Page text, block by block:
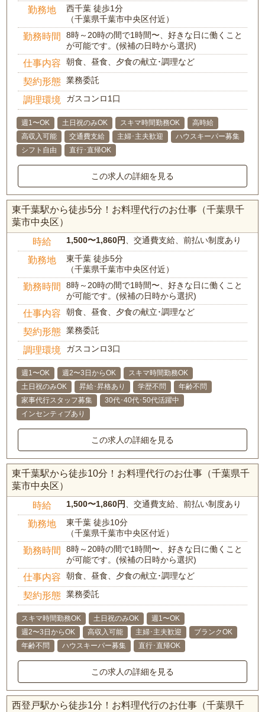
勤務地
西千葉 徒歩1分
（千葉県千葉市中央区付近）
勤務時間
8時～20時の間で1時間〜、好きな日に働くこと
が可能です。(候補の日時から選択)
仕事内容 朝食、昼食、夕食の献立･調理など
契約形態 業務委託
調理環境 ガスコンロ1口
週1〜OK 土日祝のみOK スキマ時間勤務OK
高時給
高収入可能
交通費支給 主婦･主夫歓迎
ハウスキーパー募集
シフト自由
直行･直帰OK
この求人の詳細を見る
東千葉駅から徒歩5分！お料理代行のお仕事（千葉県千
葉市中央区）
時給 1,500〜1,860円 、交通費支給、前払い制度あり
勤務地
東千葉 徒歩5分
（千葉県千葉市中央区付近）
勤務時間
8時～20時の間で1時間〜、好きな日に働くこと
が可能です。(候補の日時から選択)
仕事内容 朝食、昼食、夕食の献立･調理など
契約形態 業務委託
調理環境 ガスコンロ3口
週1〜OK 週2〜3日からOK
スキマ時間勤務OK
土日祝のみOK
昇給･昇格あり 学歴不問
年齢不問
家事代行スタッフ募集
30代･40代･50代活躍中
インセンティブあり
この求人の詳細を見る
東千葉駅から徒歩10分！お料理代行のお仕事（千葉県千
葉市中央区）
時給 1,500〜1,860円 、交通費支給、前払い制度あり
勤務地
東千葉 徒歩10分
（千葉県千葉市中央区付近）
勤務時間
8時～20時の間で1時間〜、好きな日に働くこと
が可能です。(候補の日時から選択)
仕事内容 朝食、昼食、夕食の献立･調理など
契約形態 業務委託
スキマ時間勤務OK 土日祝のみOK
週1〜OK
週2〜3日からOK
高収入可能 主婦･主夫歓迎
ブランクOK
年齢不問
ハウスキーパー募集 直行･直帰OK
この求人の詳細を見る
西登戸駅から徒歩1分！お料理代行のお仕事（千葉県千